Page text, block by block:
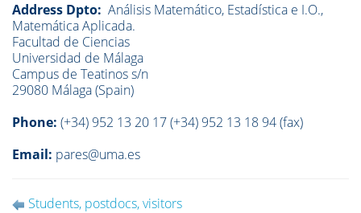
Address Dpto: Análisis Matemático, Estadística e I.O.,
Matemática Aplicada.
Facultad de Ciencias
Universidad de Málaga
Campus de Teatinos s/n
29080 Málaga (Spain)
Phone: (+34) 952 13 20 17 (+34) 952 13 18 94 (fax)
Email: pares@uma.es
Students, postdocs, visitors